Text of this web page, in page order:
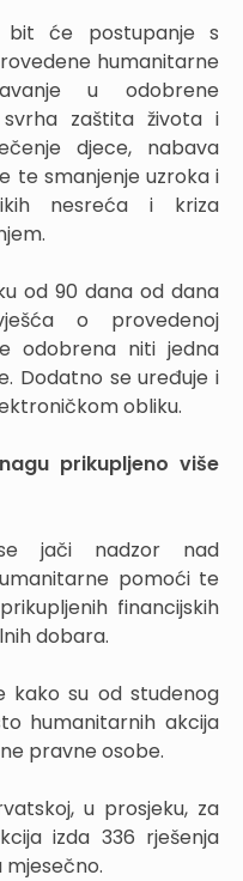
bit će postupanje s
humanitarne
u odobrene
zaštita života i
djece, nabava
te smanjenje uzroka i
nesreća i kriza
od 90 dana od dana
o provedenoj
odobrena niti jedna
Dodatno se uređuje i
obliku.
prikupljeno više
jači nadzor nad
pomoći te
financijskih
dobara.
kako su od studenog
humanitarnih akcija
pravne osobe.
u prosjeku, za
izda 336 rješenja
mjesečno.